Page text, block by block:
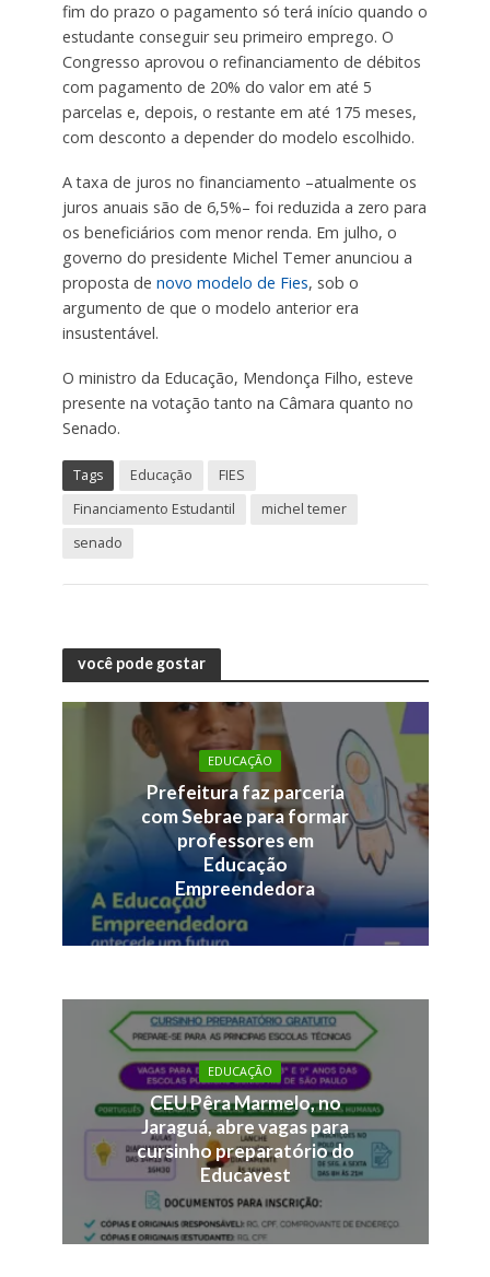
fim do prazo o pagamento só terá início quando o
estudante conseguir seu primeiro emprego. O
Congresso aprovou o refinanciamento de débitos
com pagamento de 20% do valor em até 5
parcelas e, depois, o restante em até 175 meses,
com desconto a depender do modelo escolhido.
A taxa de juros no financiamento –atualmente os
juros anuais são de 6,5%– foi reduzida a zero para
os beneficiários com menor renda. Em julho, o
governo do presidente Michel Temer anunciou a
proposta de novo modelo de Fies, sob o
argumento de que o modelo anterior era
insustentável.
O ministro da Educação, Mendonça Filho, esteve
presente na votação tanto na Câmara quanto no
Senado.
Tags Educação
FIES
Financiamento Estudantil
michel temer
senado
você pode gostar
EDUCAÇÃO
Prefeitura faz parceria
com Sebrae para formar
professores em
Educação
Empreendedora
EDUCAÇÃO
CEU Pêra Marmelo, no
Jaraguá, abre vagas para
cursinho preparatório do
Educavest